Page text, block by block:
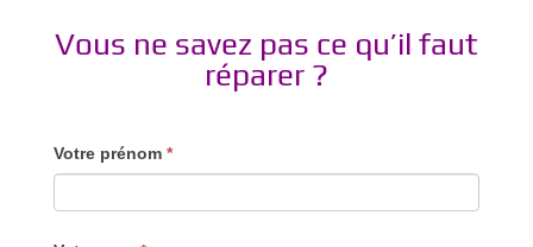
Vous ne savez pas ce qu’il faut
réparer ?
Votre prénom *